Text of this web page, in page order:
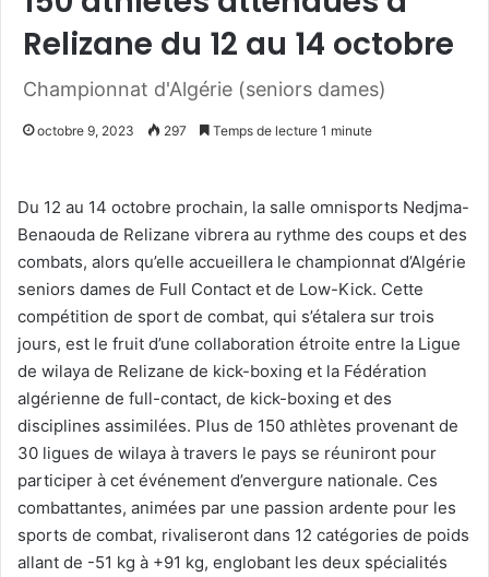
Relizane du 12 au 14 octobre
Championnat d'Algérie (seniors dames)
octobre 9, 2023 297 Temps de lecture 1 minute
Du 12 au 14 octobre prochain, la salle omnisports Nedjma-
Benaouda de Relizane vibrera au rythme des coups et des
combats, alors qu’elle accueillera le championnat d’Algérie
seniors dames de Full Contact et de Low-Kick. Cette
compétition de sport de combat, qui s’étalera sur trois
jours, est le fruit d’une collaboration étroite entre la Ligue
de wilaya de Relizane de kick-boxing et la Fédération
algérienne de full-contact, de kick-boxing et des
disciplines assimilées. Plus de 150 athlètes provenant de
30 ligues de wilaya à travers le pays se réuniront pour
participer à cet événement d’envergure nationale. Ces
combattantes, animées par une passion ardente pour les
sports de combat, rivaliseront dans 12 catégories de poids
allant de -51 kg à +91 kg, englobant les deux spécialités